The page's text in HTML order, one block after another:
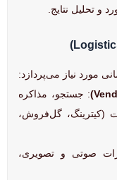
و تحلیل نتایج.
مورد نیاز می‌پردازد:
: جستجو، مذاکره
(کیترینگ، گل‌فروش،
صوتی و تصویری،